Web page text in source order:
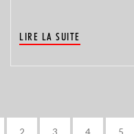
LIRE LA SUITE